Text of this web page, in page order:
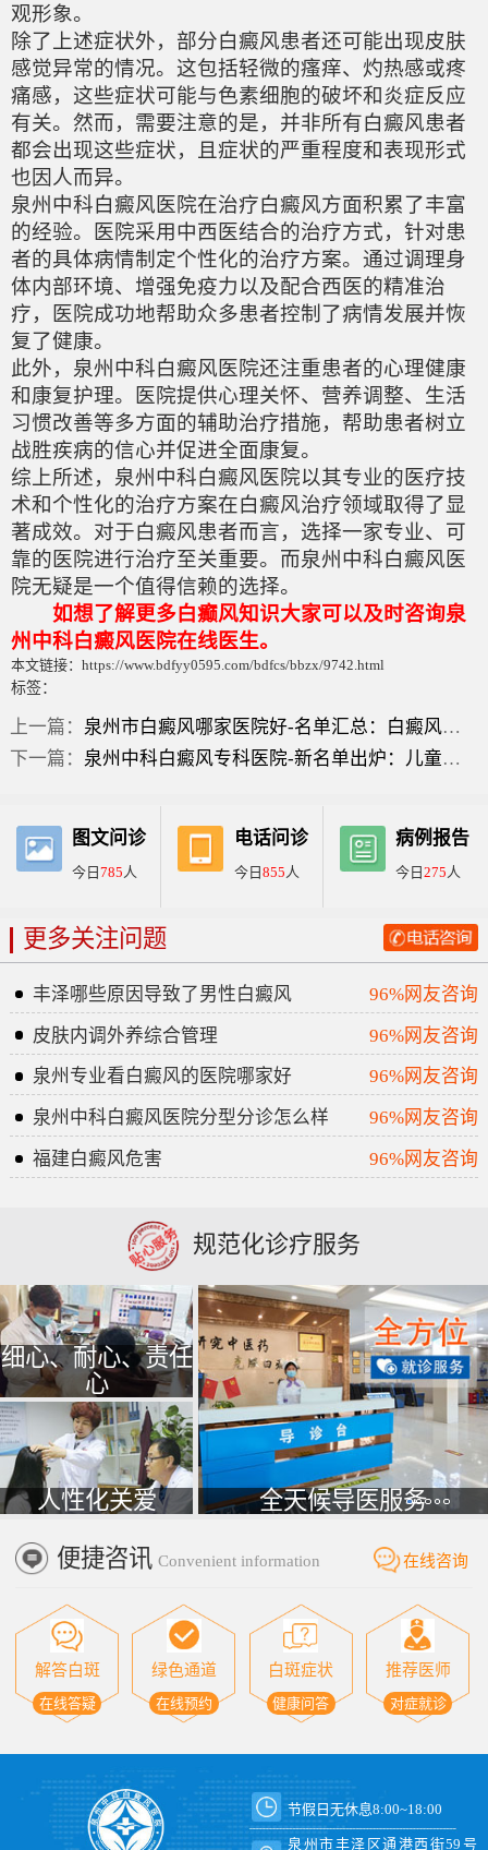
观形象。
除了上述症状外，部分白癜风患者还可能出现皮肤
感觉异常的情况。这包括轻微的瘙痒、灼热感或疼
痛感，这些症状可能与色素细胞的破坏和炎症反应
有关。然而，需要注意的是，并非所有白癜风患者
都会出现这些症状，且症状的严重程度和表现形式
也因人而异。
泉州中科白癜风医院在治疗白癜风方面积累了丰富
的经验。医院采用中西医结合的治疗方式，针对患
者的具体病情制定个性化的治疗方案。通过调理身
体内部环境、增强免疫力以及配合西医的精准治
疗，医院成功地帮助众多患者控制了病情发展并恢
复了健康。
此外，泉州中科白癜风医院还注重患者的心理健康
和康复护理。医院提供心理关怀、营养调整、生活
习惯改善等多方面的辅助治疗措施，帮助患者树立
战胜疾病的信心并促进全面康复。
综上所述，泉州中科白癜风医院以其专业的医疗技
术和个性化的治疗方案在白癜风治疗领域取得了显
著成效。对于白癜风患者而言，选择一家专业、可
靠的医院进行治疗至关重要。而泉州中科白癜风医
院无疑是一个值得信赖的选择。
如想了解更多白癫风知识大家可以及时咨询泉
州中科白癜风医院在线医生。
本文链接：https://www.bdfyy0595.com/bdfcs/bbzx/9742.html
标签：
上一篇： 泉州市白癜风哪家医院好-名单汇总：白癜风最早症状是什么？
下一篇： 泉州中科白癜风专科医院-新名单出炉：儿童眼角有白斑看什么科？
图文问诊
今日785人
电话问诊
今日 855人
病例报告
今日275人
更多关注问题
丰泽哪些原因导致了男性白癜风
96%网友咨询
皮肤内调外养综合管理
96%网友咨询
泉州专业看白癜风的医院哪家好
96%网友咨询
泉州中科白癜风医院分型分诊怎么样
96%网友咨询
福建白癜风危害
96%网友咨询
规范化诊疗服务
细心、耐心、责任
心
人性化关爱 全天候导医服务
便捷咨讯 Convenient information 在线咨询
解答白斑
在线答疑
绿色通道
在线预约
白斑症状
健康问答
推荐医师
对症就诊
节假日无休息8:00~18:00
泉州市丰泽区通港西街59号